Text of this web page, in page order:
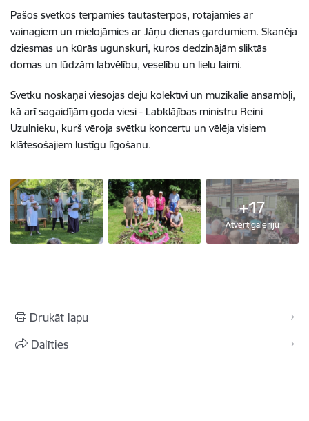
Pašos svētkos tērpāmies tautastērpos, rotājāmies ar
vainagiem un mielojāmies ar Jāņu dienas gardumiem. Skanēja
dziesmas un kūrās ugunskuri, kuros dedzinājām sliktās
domas un lūdzām labvēlību, veselību un lielu laimi.
Svētku noskaņai viesojās deju kolektīvi un muzikālie ansambļi,
kā arī sagaidījām goda viesi - Labklājības ministru Reini
Uzulnieku, kurš vēroja svētku koncertu un vēlēja visiem
klātesošajiem lustīgu līgošanu.
+17
Atvērt galeriju
Drukāt lapu
Dalīties